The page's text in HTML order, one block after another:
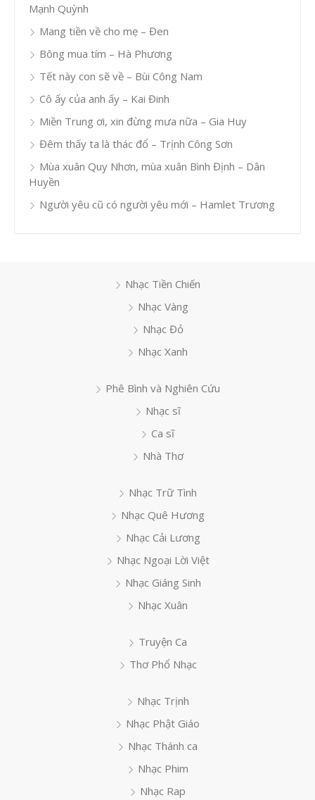
Mạnh Quỳnh
Mang tiền về cho mẹ – Đen
Bông mua tím – Hà Phương
Tết này con sẽ về – Bùi Công Nam
Cô ấy của anh ấy – Kai Đinh
Miền Trung ơi, xin đừng mưa nữa – Gia Huy
Đêm thấy ta là thác đổ – Trịnh Công Sơn
Mùa xuân Quy Nhơn, mùa xuân Bình Định – Dân
Huyền
Người yêu cũ có người yêu mới – Hamlet Trương
Nhạc Tiền Chiến
Nhạc Vàng
Nhạc Đỏ
Nhạc Xanh
Phê Bình và Nghiên Cứu
Nhạc sĩ
Ca sĩ
Nhà Thơ
Nhạc Trữ Tình
Nhạc Quê Hương
Nhạc Cải Lương
Nhạc Ngoại Lời Việt
Nhạc Giáng Sinh
Nhạc Xuân
Truyện Ca
Thơ Phổ Nhạc
Nhạc Trịnh
Nhạc Phật Giáo
Nhạc Thánh ca
Nhạc Phim
Nhạc Rap